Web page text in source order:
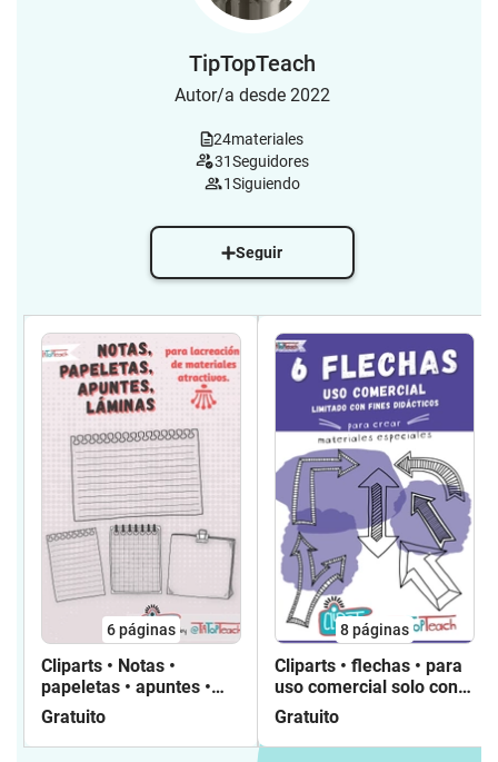
TipTopTeach
Autor/a desde 2022
24materiales
31Seguidores
1Siguiendo
Seguir
6páginas
Cliparts • Notas •
papeletas • apuntes •
láminas • uso comercial
limitado con fines
didácticos
Gratuito
8páginas
Cliparts • flechas • para
uso comercial solo con
fines educativos
Gratuito